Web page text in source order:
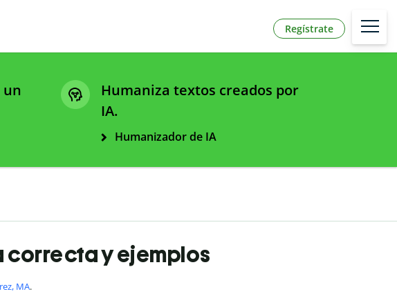
Regístrate
un
Humaniza textos creados por
IA.
Humanizador de IA
correcta y ejemplos
MA.